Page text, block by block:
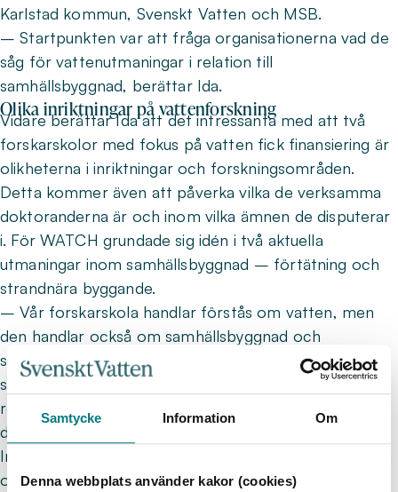
Samtycke Information Om
Denna webbplats använder kakor (cookies)
Karlstad kommun, Svenskt Vatten och MSB.
– Startpunkten var att fråga organisationerna vad de
såg för vattenutmaningar i relation till
samhällsbyggnad, berättar Ida.
Olika inriktningar på vattenforskning
Vidare berättar Ida att det intressanta med att två
forskarskolor med fokus på vatten fick finansiering är
olikheterna i inriktningar och forskningsområden.
Detta kommer även att påverka vilka de verksamma
doktoranderna är och inom vilka ämnen de disputerar
i. För WATCH grundade sig idén i två aktuella
utmaningar inom samhällsbyggnad – förtätning och
strandnära byggande.
– Vår forskarskola handlar förstås om vatten, men
den handlar också om samhällsbyggnad och
samhällsplanering. Vi identifierade vattenutmaningar
som organisationerna har och som gick att sätta i
relation till de huvudämnena som doktoranderna ska
disputera i, säger Ida.
Inom WATCH ryms miljö- och hållbarhetsarbete inom
olika discipliner, allt ifrån statsvetenskap till miljökemi.